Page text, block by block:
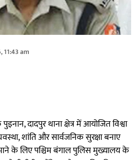
11:43 am
दादपुर थाना क्षेत्र में आयोजित विश्वा
शांति और सार्वजनिक सुरक्षा बनाए
के लिए पश्चिम बंगाल पुलिस मुख्यालय के